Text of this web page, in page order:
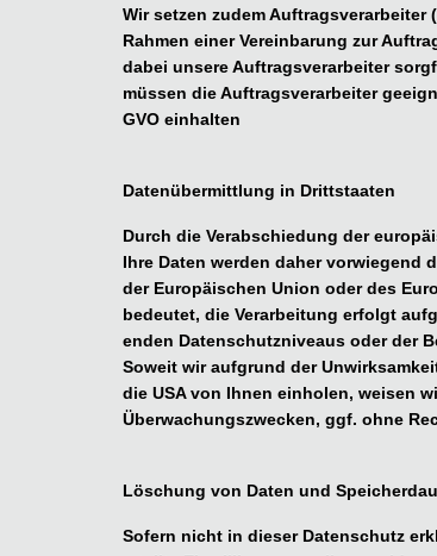
Wir setzen zudem Auftragsverarbeiter
Rahmen einer Vereinbarung zur
dabei unsere Auftragsverarbeiter
müssen die Auftragsverarbeiter
GVO einhalten
Datenübermittlung in Drittstaaten
Durch die Verabschiedung der
Ihre Daten werden daher vorwiegend
der Europäischen Union oder des
bedeutet, die Verarbeitung erfolgt
enden Datenschutzniveaus oder der
Soweit wir aufgrund der
die USA von Ihnen einholen, weisen
Überwachungszwecken, ggf. ohne
Löschung von Daten und
Sofern nicht in dieser Datenschutz